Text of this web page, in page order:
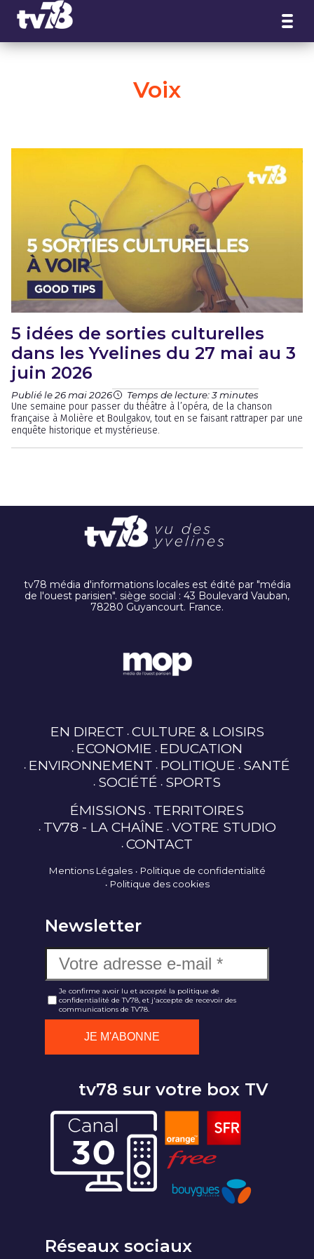
Voix
5 idées de sorties culturelles
dans les Yvelines du 27 mai au 3
juin 2026
Publié le 26 mai 2026 Temps de lecture: 3 minutes
Une semaine pour passer du théâtre à l’opéra, de la chanson
française à Molière et Boulgakov, tout en se faisant rattraper par une
enquête historique et mystérieuse.
tv78 média d'informations locales est édité par "média
de l'ouest parisien". siège social : 43 Boulevard Vauban,
78280 Guyancourt. France.
EN DIRECT CULTURE & LOISIRS
ECONOMIE EDUCATION
ENVIRONNEMENT POLITIQUE SANTÉ
SOCIÉTÉ SPORTS
ÉMISSIONS TERRITOIRES
TV78 - LA CHAÎNE VOTRE STUDIO
CONTACT
Mentions Légales
Politique de confidentialité
Politique des cookies
Newsletter
Je confirme avoir lu et accepté la politique de
confidentialité de TV78, et j'accepte de recevoir des
communications de TV78.
tv78 sur votre box TV
Réseaux sociaux
Panneau de gestion des cookies